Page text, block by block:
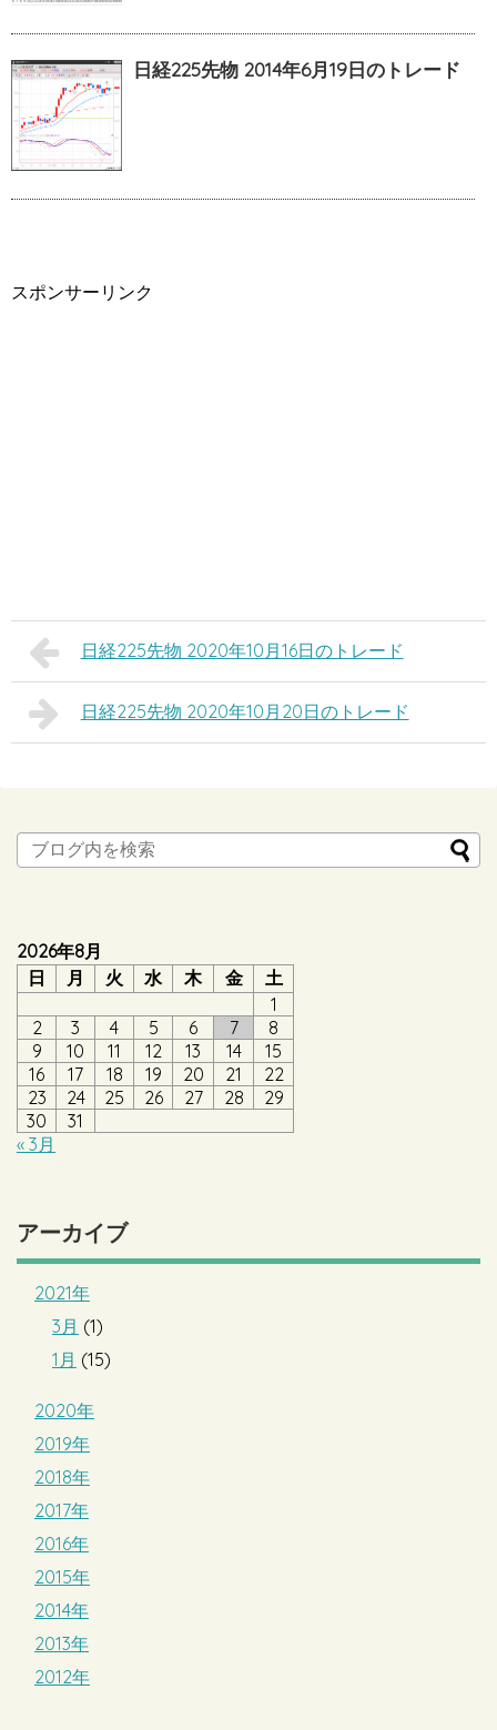
日経225先物 2014年6月19日のトレード
スポンサーリンク
日経225先物 2020年10月16日のトレード
日経225先物 2020年10月20日のトレード
2026年8月
日
月 火 水 木 金
土
1
2
3 4 5 6 7
8
9
10 11 12 13 14
15
16
17 18 19 20 21
22
23
24 25 26 27 28
29
30
31
« 3月
アーカイブ
2021年
3月 (1)
1月 (15)
2020年
2019年
2018年
2017年
2016年
2015年
2014年
2013年
2012年